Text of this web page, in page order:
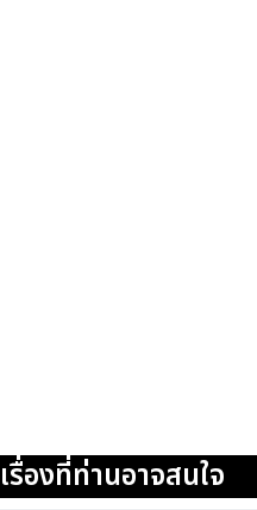
เรื่องที่ท่านอาจสนใจ